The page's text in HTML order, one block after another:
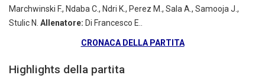
Marchwinski F., Ndaba C., Ndri K., Perez M., Sala A., Samooja J.,
Stulic N. Allenatore: Di Francesco E..
CRONACA DELLA PARTITA
Highlights della partita